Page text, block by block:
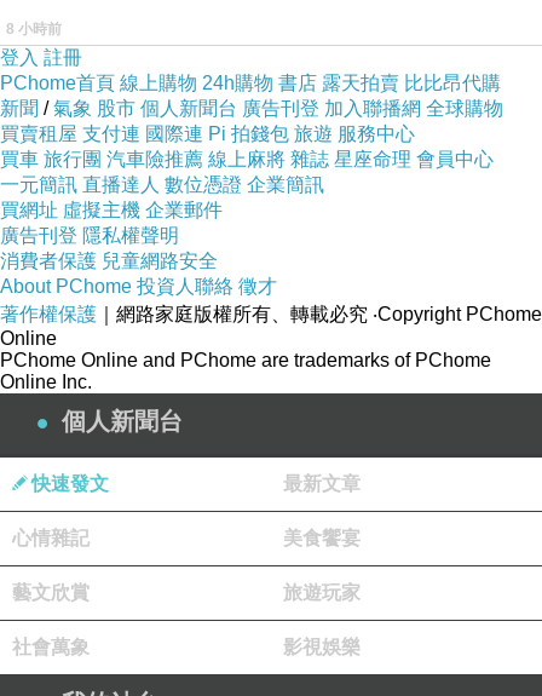
等遺憾，那怎麼辦？
不如反過來問：
嗎？社會上獨居老人多的是，送到安養院也不少，這和結
不結婚、生不生子有直接關係嗎？其實並沒有。
所以，人要早點認清現實，不要再被古早的洗腦觀念誤一
生，以前的人會叫你拚命生，為的是開枝散葉、增產報
國，那是為了家族和國家的利益，不是「你」的利益，講
直接一點，以前的女性就是生產工具，不想結婚也得結
（應該說是買賣交易）、不想生也得生，這樣的人生算什
麼呢？跟牧場被迫懷孕擠奶的乳牛有何兩樣？而且乳牛還
不用工作、帶小孩、做家事、伺候公婆，真的是人不如畜
牲。
8 小時前
登入 註冊
PChome首頁 線上購物 24h購物 書店 露天拍賣 比比昂代購
新聞 /氣象 股市 個人新聞台 廣告刊登 加入聯播網 全球購物
買賣租屋 支付連 國際連 Pi 拍錢包 旅遊 服務中心
買車 旅行團 汽車險推薦 線上麻將 雜誌 星座命理 會員中心
一元簡訊 直播達人 數位憑證 企業簡訊
買網址 虛擬主機 企業郵件
廣告刊登 隱私權聲明
消費者保護 兒童網路安全
About PChome 投資人聯絡 徵才
著作權保護 ｜網路家庭版權所有、轉載必究 ‧Copyright PChome
Online
PChome Online and PChome are trademarks of PChome
Online Inc.
個人新聞台
快速發文 最新文章
心情雜記 美食饗宴
藝文欣賞 旅遊玩家
社會萬象 影視娛樂